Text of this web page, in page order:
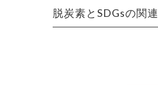
脱炭素とSDGsの関連